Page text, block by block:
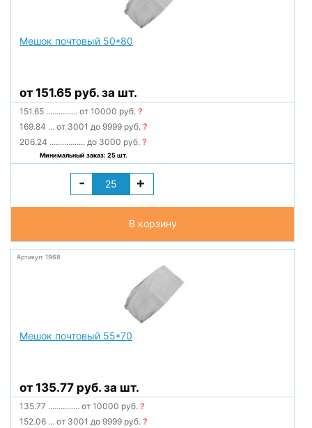
Мешок почтовый 50*80
от 151.65 руб. за шт.
151.65 ............... от 10000 руб.?
169.84 ... от 3001 до 9999 руб.?
206.24 ................. до 3000 руб.?
Минимальный заказ: 25 шт.
- +
В корзину
Артикул: 1968
Мешок почтовый 55*70
от 135.77 руб. за шт.
135.77 ............... от 10000 руб.?
152.06 ... от 3001 до 9999 руб.?